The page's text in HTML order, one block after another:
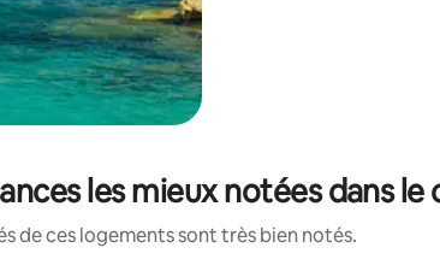
les mieux notées dans le
de ces logements sont très bien notés.